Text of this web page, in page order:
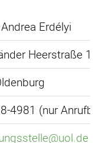
Erdélyi
Heerstraße
4981 (nur